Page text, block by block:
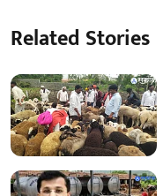
Related Stories